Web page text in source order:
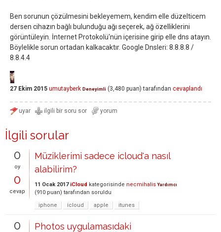
Ben sorunun çözülmesini bekleyemem, kendim elle düzelticem
dersen cihazın bağlı bulunduğu ağı seçerek, ağ özelliklerini
görüntüleyin. İnternet Protokolü'nün içerisine girip elle dns atayın.
Böylelikle sorun ortadan kalkacaktır. Google Dnsleri: 8.8.8.8 /
8.8.4.4
27 Ekim 2015 umutayberk Deneyimli (3,480 puan) tarafından cevaplandı
İlgili sorular
0
oy
0
cevap
Müziklerimi sadece icloud'a nasıl
alabilirim?
11 Ocak 2017 iCloud kategorisinde necmihalis Yardımcı
(910 puan) tarafından soruldu
iphone
icloud apple itunes
0 Photos uygulamasıdaki